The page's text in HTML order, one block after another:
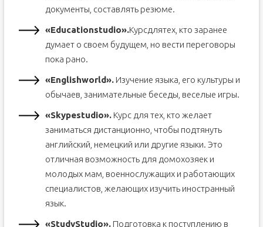
документы, составлять резюме.
«Educationstudio».Курсдлятех, кто заранее
думает о своем будущем, но вести переговоры
пока рано.
«Englishworld».Изучение языка, его культуры и
обычаев, занимательные беседы, веселые игры.
«Skypestudio».Курс для тех, кто желает
заниматься дистанционно, чтобы подтянуть
английский, немецкий или другие языки. Это
отличная возможность для домохозяек и
молодых мам, военнослужащих и работающих
специалистов, желающих изучить иностранный
язык.
«StudyStudio».Подготовка к поступлению в